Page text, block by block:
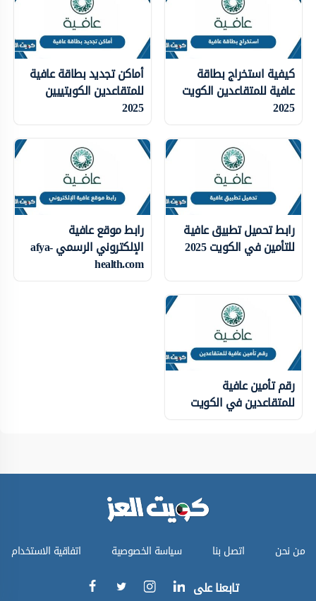
كيفية استخراج بطاقة
عافية للمتقاعدين الكويت
2025
أماكن تجديد بطاقة عافية
للمتقاعدين الكويتييين
2025
رابط تحميل تطبيق عافية
للتأمين في الكويت 2025
رابط موقع عافية
الإلكتروني الرسمي afya-
health.com
رقم تأمين عافية
للمتقاعدين في الكويت
من نحن اتصل بنا سياسة الخصوصية اتفاقية الاستخدام
تابعنا على